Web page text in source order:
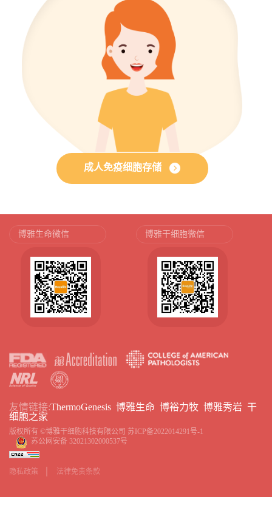
成人免疫细胞存储
博雅生命微信 博雅干细胞微信
友情链接:ThermoGenesis 博雅生命 博裕力牧 博雅秀岩 干
细胞之家
版权所有 ©博雅干细胞科技有限公司 苏ICP备2022014291号-1
苏公网安备 32021302000537号
隐私政策 法律免责条款